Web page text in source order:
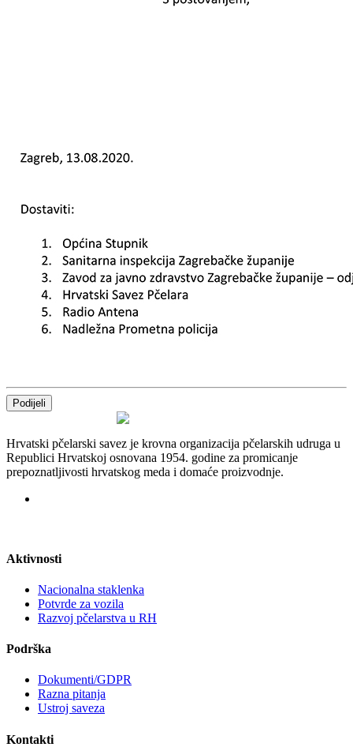
Podijeli
Hrvatski pčelarski savez je krovna organizacija pčelarskih udruga u
Republici Hrvatskoj osnovana 1954. godine za promicanje
prepoznatljivosti hrvatskog meda i domaće proizvodnje.
Aktivnosti
Nacionalna staklenka
Potvrde za vozila
Razvoj pčelarstva u RH
Podrška
Dokumenti/GDPR
Razna pitanja
Ustroj saveza
Kontakti